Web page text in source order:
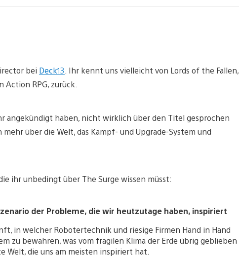
bei Deck13 . Ihr kennt uns vielleicht von Lords of the Fallen,
Action RPG, zurück.
angekündigt haben, nicht wirklich über den Titel gesprochen
über die Welt, das Kampf- und Upgrade-System und
ihr unbedingt über The Surge wissen müsst:
der Probleme, die wir heutzutage haben, inspiriert
in welcher Robotertechnik und riesige Firmen Hand in Hand
zu bewahren, was vom fragilen Klima der Erde übrig geblieben
Welt, die uns am meisten inspiriert hat.